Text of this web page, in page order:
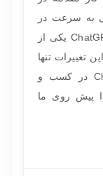
به سرعت در
حال تغییر فضای کسب و کار هستند و ChatGPT یکی از
تغییرات تنها
مثبت هستند؟ پیامدهای اخلاقی ChatGPT در کسب و
پیش روی ما